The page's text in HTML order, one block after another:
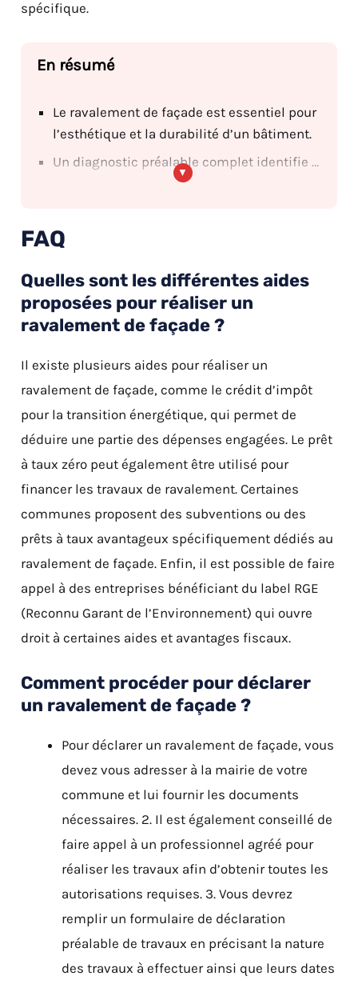
spécifique.
Le ravalement de façade est essentiel pour
l’esthétique et la durabilité d’un bâtiment.
Un diagnostic préalable complet identifie les problèmes spécifiques et guide les réparations.
FAQ
Quelles sont les différentes aides
proposées pour réaliser un
ravalement de façade ?
Il existe plusieurs aides pour réaliser un
ravalement de façade, comme le crédit d’impôt
pour la transition énergétique, qui permet de
déduire une partie des dépenses engagées. Le prêt
à taux zéro peut également être utilisé pour
financer les travaux de ravalement. Certaines
communes proposent des subventions ou des
prêts à taux avantageux spécifiquement dédiés au
ravalement de façade. Enfin, il est possible de faire
appel à des entreprises bénéficiant du label RGE
(Reconnu Garant de l’Environnement) qui ouvre
droit à certaines aides et avantages fiscaux.
Comment procéder pour déclarer
un ravalement de façade ?
Pour déclarer un ravalement de façade, vous
devez vous adresser à la mairie de votre
commune et lui fournir les documents
nécessaires. 2. Il est également conseillé de
faire appel à un professionnel agréé pour
réaliser les travaux afin d’obtenir toutes les
autorisations requises. 3. Vous devrez
remplir un formulaire de déclaration
préalable de travaux en précisant la nature
des travaux à effectuer ainsi que leurs dates